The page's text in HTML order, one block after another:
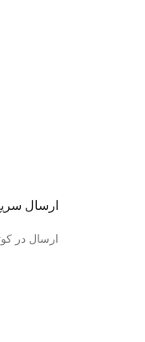
ارسال
ارسال در